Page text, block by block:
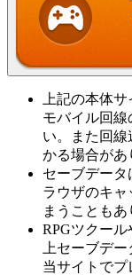
上記の本体
モバイル回線
い。また回
かる場合があ
セーブデー
ラウザのキ
まうこともあ
RPGツクー
上セーブデ
当サイトでプ